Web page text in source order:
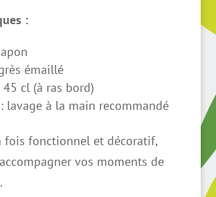
:
émaillé
45 cl (à ras bord)
lavage à la main recommandé
fois fonctionnel et décoratif,
vos moments de